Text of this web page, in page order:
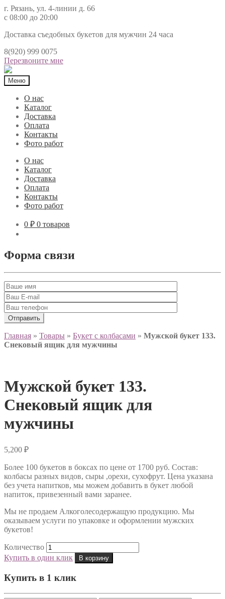
г. Рязань, ул. 4-линии д. 66
с 08:00 до 20:00
Доставка съедобных букетов для мужчин 24 часа
8(920) 999 0075
Перезвоните мне
Меню
О нас
Каталог
Доставка
Оплата
Контакты
Фото работ
О нас
Каталог
Доставка
Оплата
Контакты
Фото работ
0 ₽ 0 товаров
Форма связи
Главная » Товары » Букет с колбасами » Мужской букет 133.
Снековый ящик для мужчины
Мужской букет 133.
Снековый ящик для
мужчины
5,200 ₽
Более 100 букетов в боксах по цене от 1700 руб. Состав:
колбасы разных видов, сыры ,орехи, сухофрут. Цена указана
без учета напитков, мы можем добавить в букет любой
напиток, привезенный вами заранее.
Мы не продаем Алкоголесодержащую продукцию. Мы
оказываем услуги по упаковке и оформлении мужских
букетов!
Количество
Купить в один клик
В корзину
Купить в 1 клик